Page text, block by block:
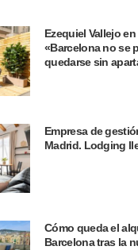
Ezequiel Vallejo
«Barcelona no se
quedarse sin
Empresa de
Madrid. Lodging
Cómo queda el
Barcelona tras la